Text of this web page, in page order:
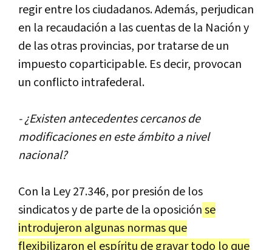
regirentre losciudadanos.Además, perjudican
en la recaudación a lascuentasde la Nacióny
de lasotras provincias, portratarsedeun
impuesto coparticipable. Esdecir, provocan
un conflicto intrafederal.
- ¿Existenantecedentes cercanos de
modificaciones en esteámbitoanivel
nacional?
Con la Ley27.346, por presión de los
sindicatosyde partede la oposiciónse
introdujeron algunas normasque
flexibilizaron el espíritu degravartodo lo que